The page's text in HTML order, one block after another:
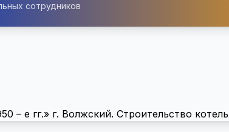
сотрудников